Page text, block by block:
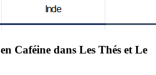
Caféine dans Les Thés et Le